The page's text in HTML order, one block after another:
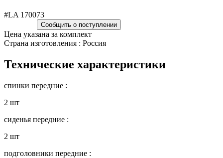
#LA 170073
Сообщить о поступлении
Цена указана за комплект
Страна изготовления : Россия
Технические характеристики
спинки передние :
2 шт
сиденья передние :
2 шт
подголовники передние :